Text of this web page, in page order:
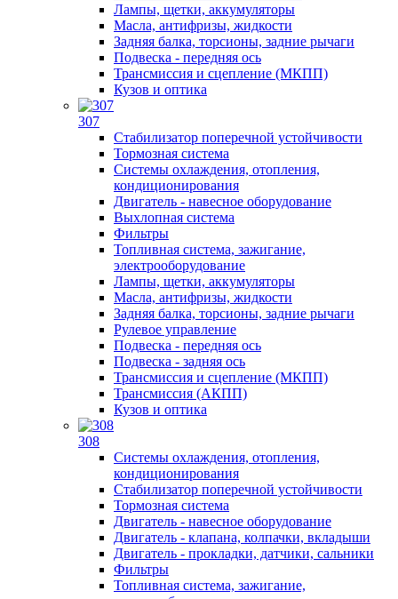
Лампы, щетки, аккумуляторы
Масла, антифризы, жидкости
Задняя балка, торсионы, задние рычаги
Подвеска - передняя ось
Трансмиссия и сцепление (МКПП)
Кузов и оптика
307
Стабилизатор поперечной устойчивости
Тормозная система
Системы охлаждения, отопления,
кондиционирования
Двигатель - навесное оборудование
Выхлопная система
Фильтры
Топливная система, зажигание,
электрооборудование
Лампы, щетки, аккумуляторы
Масла, антифризы, жидкости
Задняя балка, торсионы, задние рычаги
Рулевое управление
Подвеска - передняя ось
Подвеска - задняя ось
Трансмиссия и сцепление (МКПП)
Трансмиссия (АКПП)
Кузов и оптика
308
Системы охлаждения, отопления,
кондиционирования
Стабилизатор поперечной устойчивости
Тормозная система
Двигатель - навесное оборудование
Двигатель - клапана, колпачки, вкладыши
Двигатель - прокладки, датчики, сальники
Фильтры
Топливная система, зажигание,